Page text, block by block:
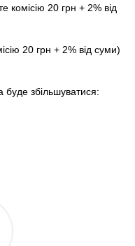
комісію 20 грн + 2% від
20 грн + 2% від суми)
збільшуватися: